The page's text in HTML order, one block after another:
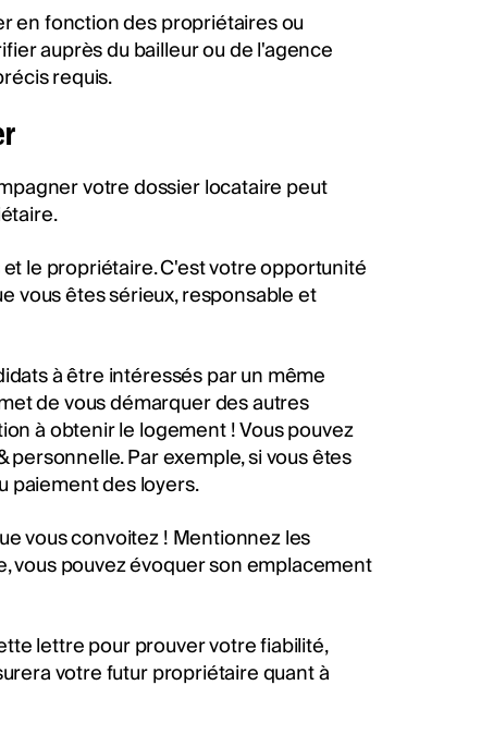
en fonction des propriétaires ou
auprès du bailleur ou de l'agence
requis.
votre dossier locataire peut
le propriétaire. C'est votre opportunité
vous êtes sérieux, responsable et
à être intéressés par un même
de vous démarquer des autres
à obtenir le logement ! Vous pouvez
Par exemple, si vous êtes
paiement des loyers.
vous convoitez ! Mentionnez les
vous pouvez évoquer son emplacement
lettre pour prouver votre fiabilité,
votre futur propriétaire quant à